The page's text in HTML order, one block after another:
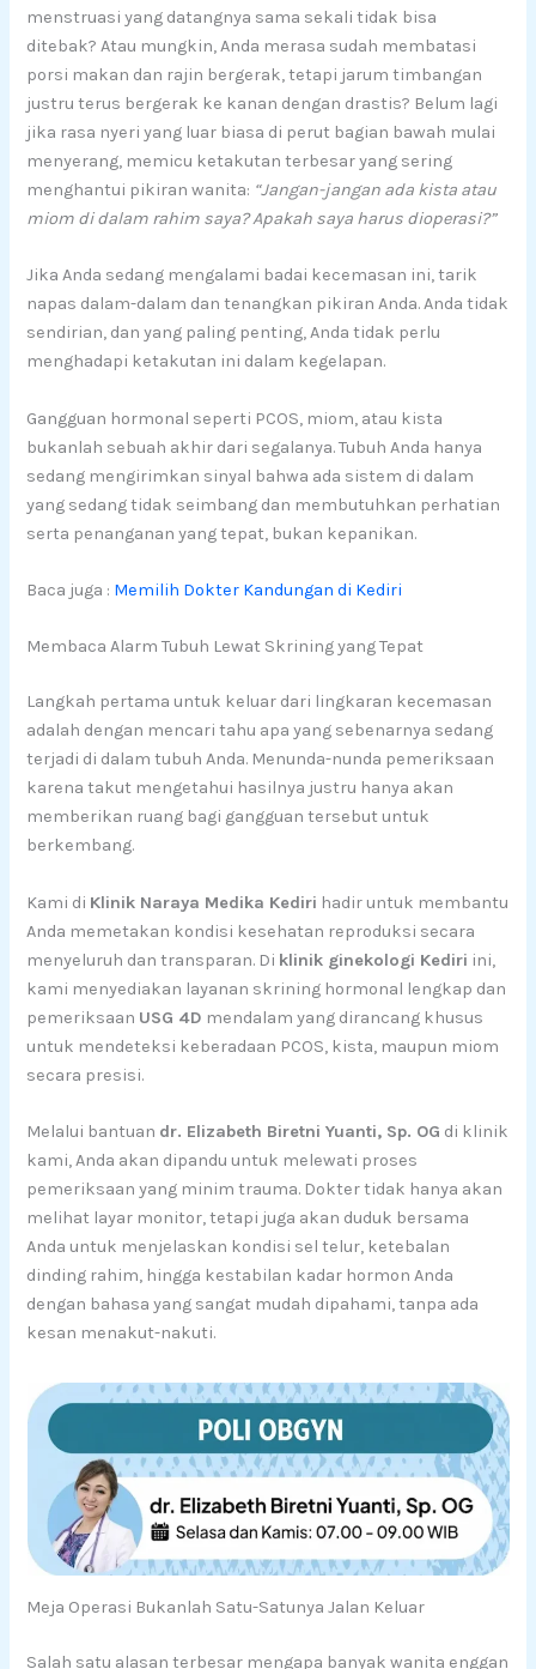
menstruasi yang datangnya sama sekali tidak bisa
ditebak? Atau mungkin, Anda merasa sudah membatasi
porsi makan dan rajin bergerak, tetapi jarum timbangan
justru terus bergerak ke kanan dengan drastis? Belum lagi
jika rasa nyeri yang luar biasa di perut bagian bawah mulai
menyerang, memicu ketakutan terbesar yang sering
menghantui pikiran wanita: “Jangan-jangan ada kista atau
miom di dalam rahim saya? Apakah saya harus dioperasi?”
Jika Anda sedang mengalami badai kecemasan ini, tarik
napas dalam-dalam dan tenangkan pikiran Anda. Anda tidak
sendirian, dan yang paling penting, Anda tidak perlu
menghadapi ketakutan ini dalam kegelapan.
Gangguan hormonal seperti PCOS, miom, atau kista
bukanlah sebuah akhir dari segalanya. Tubuh Anda hanya
sedang mengirimkan sinyal bahwa ada sistem di dalam
yang sedang tidak seimbang dan membutuhkan perhatian
serta penanganan yang tepat, bukan kepanikan.
Baca juga : Memilih Dokter Kandungan di Kediri
Membaca Alarm Tubuh Lewat Skrining yang Tepat
Langkah pertama untuk keluar dari lingkaran kecemasan
adalah dengan mencari tahu apa yang sebenarnya sedang
terjadi di dalam tubuh Anda. Menunda-nunda pemeriksaan
karena takut mengetahui hasilnya justru hanya akan
memberikan ruang bagi gangguan tersebut untuk
berkembang.
Kami di Klinik Naraya Medika Kediri hadir untuk membantu
Anda memetakan kondisi kesehatan reproduksi secara
menyeluruh dan transparan. Di klinik ginekologi Kediri ini,
kami menyediakan layanan skrining hormonal lengkap dan
pemeriksaan USG 4D mendalam yang dirancang khusus
untuk mendeteksi keberadaan PCOS, kista, maupun miom
secara presisi.
Melalui bantuan dr. Elizabeth Biretni Yuanti, Sp. OG di klinik
kami, Anda akan dipandu untuk melewati proses
pemeriksaan yang minim trauma. Dokter tidak hanya akan
melihat layar monitor, tetapi juga akan duduk bersama
Anda untuk menjelaskan kondisi sel telur, ketebalan
dinding rahim, hingga kestabilan kadar hormon Anda
dengan bahasa yang sangat mudah dipahami, tanpa ada
kesan menakut-nakuti.
Meja Operasi Bukanlah Satu-Satunya Jalan Keluar
Salah satu alasan terbesar mengapa banyak wanita enggan